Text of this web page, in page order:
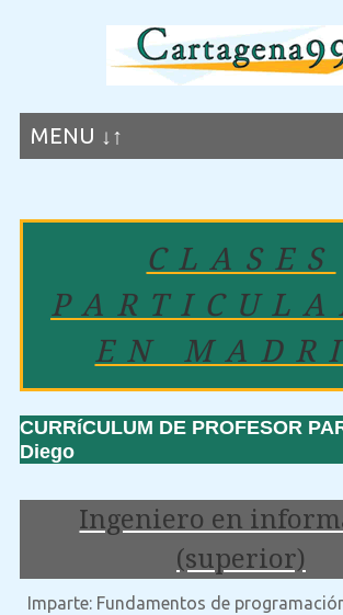
MENU ↓↑
CLASES
EN
CURRíCULUM DE PROFESOR
Diego
Ingeniero en
(superior)
Imparte: Fundamentos de